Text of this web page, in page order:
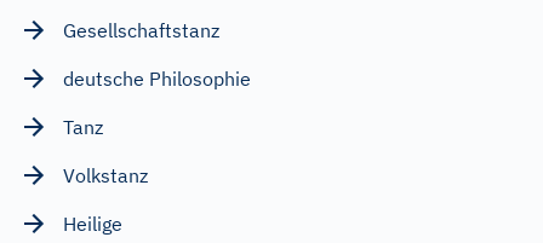
Gesellschaftstanz
deutsche Philosophie
Tanz
Volkstanz
Heilige